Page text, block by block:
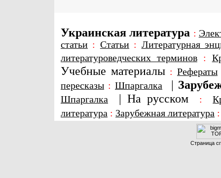
Украинская литература :
статьи : Статьи: Литературная
литературоведческих терминов:
Учебные материалы : Рефераты
пересказы : Шпаргалка |
Шпаргалка | На русском :
литература : Зарубежная литература
Страница